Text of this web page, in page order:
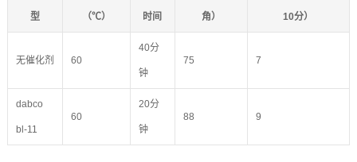
型 （℃） 时间 角） 10分）
无催化剂 60
40分
钟
75 7
dabco
bl-11
60
20分
钟
88 9